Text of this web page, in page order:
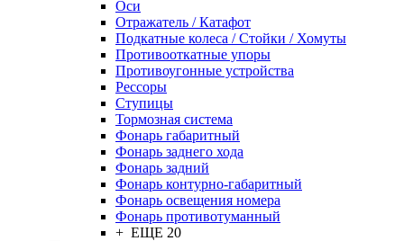
Оси
Отражатель / Катафот
Подкатные колеса / Стойки / Хомуты
Противооткатные упоры
Противоугонные устройства
Рессоры
Ступицы
Тормозная система
Фонарь габаритный
Фонарь заднего хода
Фонарь задний
Фонарь контурно-габаритный
Фонарь освещения номера
Фонарь противотуманный
+ ЕЩЕ 20